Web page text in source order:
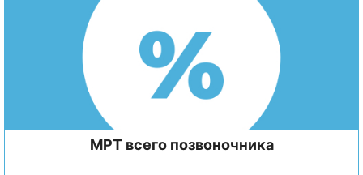
МРТ всего позвоночника